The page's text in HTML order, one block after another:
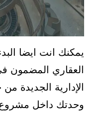
يمكنك انت ايضا
العقاري المضمون
الإدارية الجديدة